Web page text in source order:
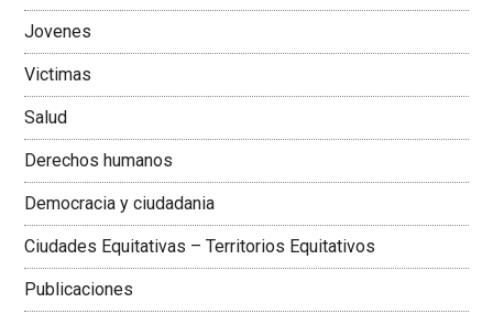
Jovenes
Victimas
Salud
Derechos humanos
Democracia y ciudadania
Ciudades Equitativas – Territorios Equitativos
Publicaciones